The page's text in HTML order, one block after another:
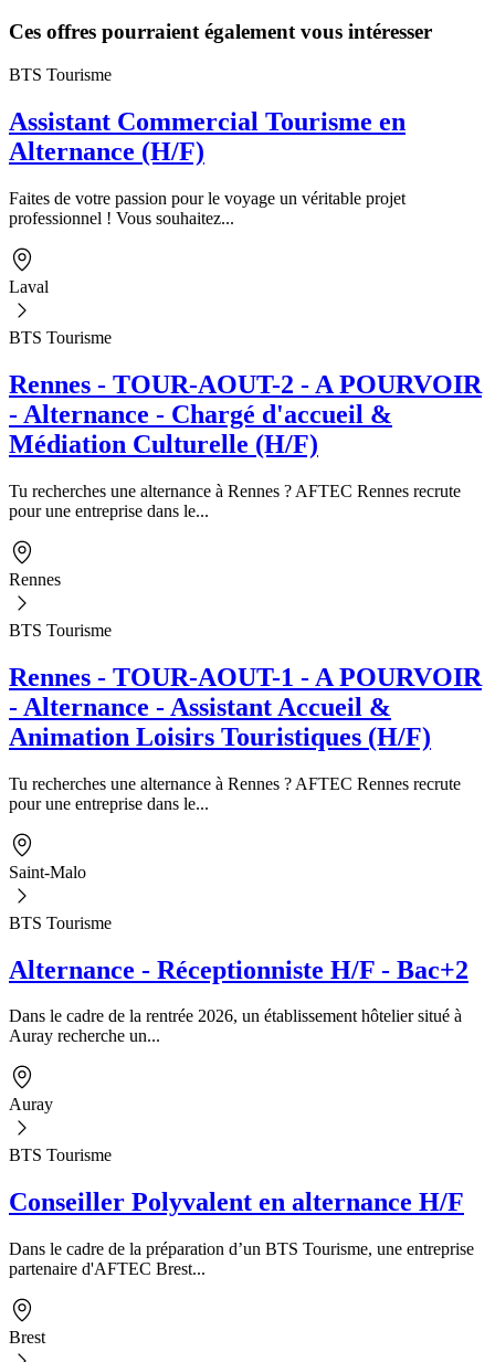
Ces offres pourraient également vous intéresser
BTS Tourisme
Assistant Commercial Tourisme en
Alternance (H/F)
Faites de votre passion pour le voyage un véritable projet
professionnel ! Vous souhaitez...
Laval
BTS Tourisme
Rennes - TOUR-AOUT-2 - A POURVOIR
- Alternance - Chargé d'accueil &
Médiation Culturelle (H/F)
Tu recherches une alternance à Rennes ? AFTEC Rennes recrute
pour une entreprise dans le...
Rennes
BTS Tourisme
Rennes - TOUR-AOUT-1 - A POURVOIR
- Alternance - Assistant Accueil &
Animation Loisirs Touristiques (H/F)
Tu recherches une alternance à Rennes ? AFTEC Rennes recrute
pour une entreprise dans le...
Saint-Malo
BTS Tourisme
Alternance - Réceptionniste H/F - Bac+2
Dans le cadre de la rentrée 2026, un établissement hôtelier situé à
Auray recherche un...
Auray
BTS Tourisme
Conseiller Polyvalent en alternance H/F
Dans le cadre de la préparation d’un BTS Tourisme, une entreprise
partenaire d'AFTEC Brest...
Brest